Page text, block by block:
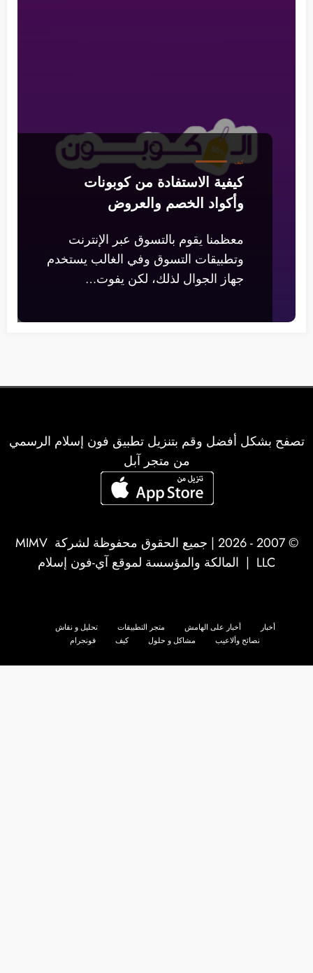
كيف
كيفية الاستفادة من كوبونات
وأكواد الخصم والعروض
معظمنا يقوم بالتسوق عبر الإنترنت
وتطبيقات التسوق وفي الغالب يستخدم
جهاز الجوال لذلك، لكن يفوت…
تصفح بشكل أفضل وقم بتنزيل تطبيق فون إسلام الرسمي
من متجر آبل
© 2007 - 2026 | جميع الحقوق محفوظة لشركة
MIMV
LLC | المالكة والمؤسسة لموقع آي-فون إسلام
أخبار أخبار على الهامش متجر التطبيقات
تحليل و نقاش
نصائح وألاعيب
مشاكل و حلول كيف فونجرام